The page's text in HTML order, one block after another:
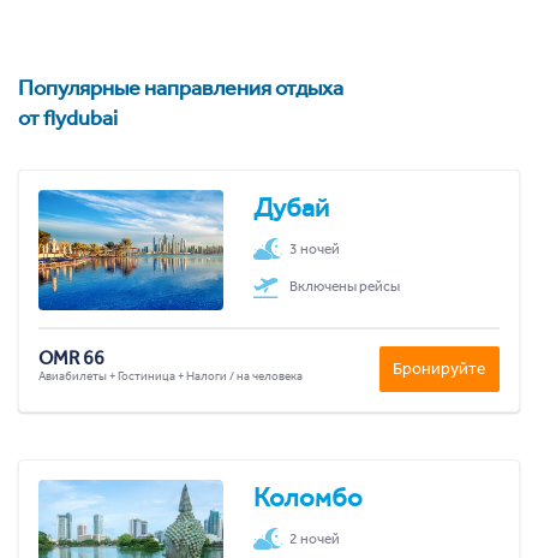
Популярные направления отдыха
от flydubai
Дубай
3 ночей
Включены рейсы
OMR 66
Авиабилеты + Гостиница + Налоги / на человека Бронируйте
Коломбо
2 ночей